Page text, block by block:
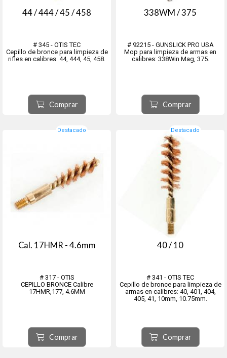
44 / 444 / 45 / 458
# 345 - OTIS TEC
Cepillo de bronce para limpieza de
rifles en calibres: 44, 444, 45, 458.
Comprar
338WM / 375
# 92215 - GUNSLICK PRO USA
Mop para limpieza de armas en
calibres: 338Win Mag, 375.
Comprar
Destacado
Cal. 17HMR - 4.6mm
# 317 - OTIS
CEPILLO BRONCE Calibre
17HMR,177, 4.6MM
Comprar
Destacado
40 / 10
# 341 - OTIS TEC
Cepillo de bronce para limpieza de
armas en calibres: 40, 401, 404,
405, 41, 10mm, 10.75mm.
Comprar